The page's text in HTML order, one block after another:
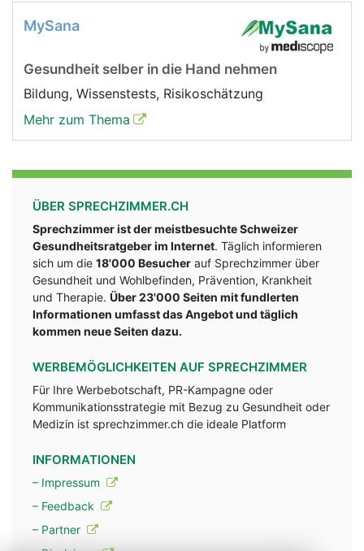
MySana
Gesundheit selber in die Hand nehmen
Bildung, Wissenstests, Risikoschätzung
Mehr zum Thema
ÜBER SPRECHZIMMER.CH
Sprechzimmer ist der meistbesuchte Schweizer
Gesundheitsratgeber im Internet. Täglich informieren
sich um die 18'000 Besucher auf Sprechzimmer über
Gesundheit und Wohlbefinden, Prävention, Krankheit
und Therapie. Über 23'000 Seiten mit fundlerten
Informationen umfasst das Angebot und täglich
kommen neue Seiten dazu.
WERBEMÖGLICHKEITEN AUF SPRECHZIMMER
Für Ihre Werbebotschaft, PR-Kampagne oder
Kommunikationsstrategie mit Bezug zu Gesundheit oder
Medizin ist sprechzimmer.ch die ideale Platform
INFORMATIONEN
– Impressum
– Feedback
– Partner